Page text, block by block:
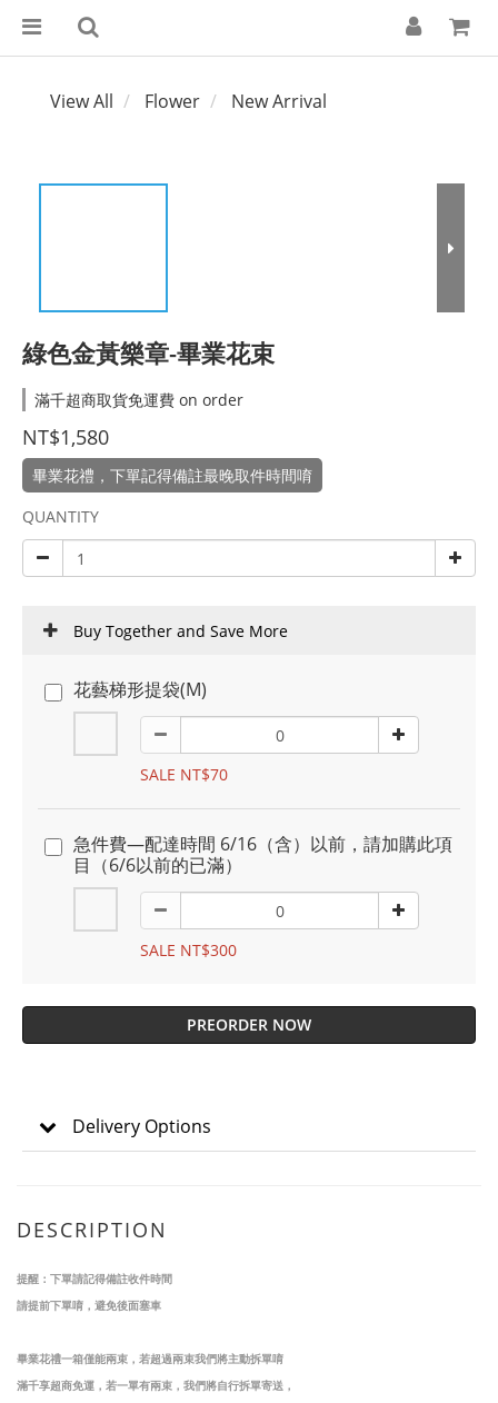
View All Flower New Arrival
綠色金黃樂章-畢業花束
滿千超商取貨免運費 on order
NT$1,580
畢業花禮，下單記得備註最晚取件時間唷
QUANTITY
Buy Together and Save More
花藝梯形提袋(M)
SALE NT$70
急件費—配達時間 6/16（含）以前，請加購此項
目（6/6以前的已滿）
SALE NT$300
PREORDER NOW
Delivery Options
DESCRIPTION
提醒：下單請記得備註收件時間
請提前下單唷，避免後面塞車
畢業花禮一箱僅能兩束，若超過兩束我們將主動拆單唷
滿千享超商免運，若一單有兩束，我們將自行拆單寄送，